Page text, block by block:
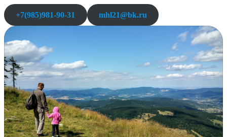
Перейти
к
содержимому
+7(985)981-90-31 mhl21@bk.ru